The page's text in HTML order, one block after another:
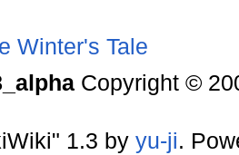
Winter's Tale
Copyright ©
1.3 by yu-ji.